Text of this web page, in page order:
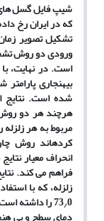
شیپ‏ فایل گسل
که در ایران رخ
تشکیل تصویر
ورودی دو روش
است. در نهایت،
بی‏هنجاری
شده است. نتایج
هرچند هر دو
مربوط به هر
کرده‏اند روش
انحراف‏معیار
فراهم می ‏کند.
زلزله،که با
73/0 را داشته است.